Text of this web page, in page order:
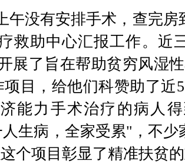
救助中心汇报工作。近
展了旨在帮助贫穷风湿
项目，给他们科赞助了近
能力手术治疗的病人
生病，全家受累"，不少
个项目彰显了精准扶贫